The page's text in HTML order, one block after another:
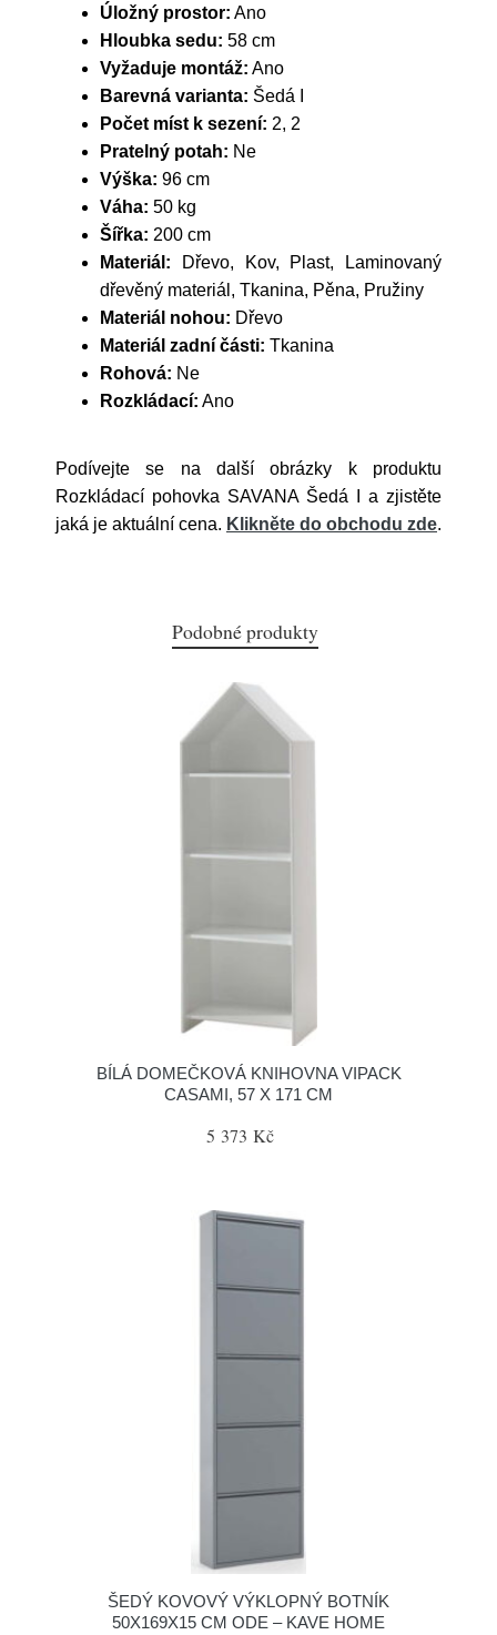
Úložný prostor: Ano
Hloubka sedu: 58 cm
Vyžaduje montáž: Ano
Barevná varianta: Šedá I
Počet míst k sezení: 2, 2
Pratelný potah: Ne
Výška: 96 cm
Váha: 50 kg
Šířka: 200 cm
Materiál: Dřevo, Kov, Plast, Laminovaný
dřevěný materiál, Tkanina, Pěna, Pružiny
Materiál nohou: Dřevo
Materiál zadní části: Tkanina
Rohová: Ne
Rozkládací: Ano
Podívejte se na další obrázky k produktu
Rozkládací pohovka SAVANA Šedá I a zjistěte
jaká je aktuální cena. Klikněte do obchodu zde.
Podobné produkty
BÍLÁ DOMEČKOVÁ KNIHOVNA VIPACK
CASAMI, 57 X 171 CM
5 373 Kč
ŠEDÝ KOVOVÝ VÝKLOPNÝ BOTNÍK
50X169X15 CM ODE – KAVE HOME